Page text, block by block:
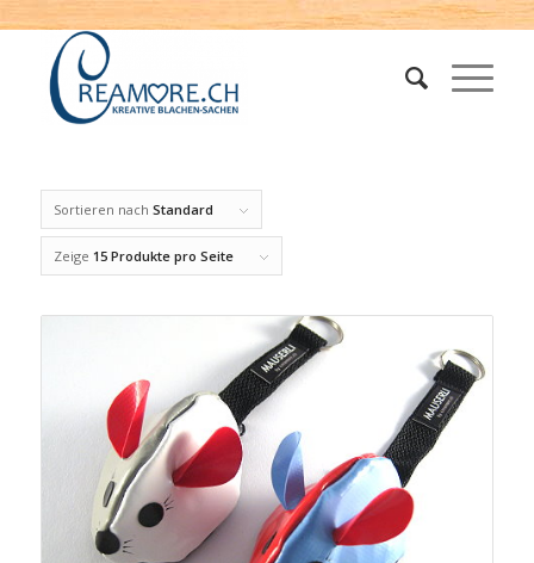
Sortieren nach Standard
Zeige 15 Produkte pro Seite